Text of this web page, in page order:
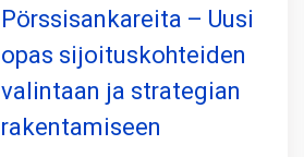
Pörssisankareita – Uusi
opas sijoituskohteiden
valintaan ja strategian
rakentamiseen